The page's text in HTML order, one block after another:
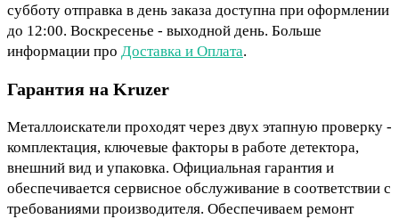
субботу отправка в день заказа доступна при оформлении
до 12:00. Воскресенье - выходной день. Больше
информации про Доставка и Оплата.
Гарантия на Kruzer
Металлоискатели проходят через двух этапную проверку -
комплектация, ключевые факторы в работе детектора,
внешний вид и упаковка. Официальная гарантия и
обеспечивается сервисное обслуживание в соответствии с
требованиями производителя. Обеспечиваем ремонт